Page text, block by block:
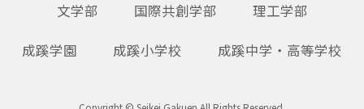
文学部 国際共創学部 理工学部
成蹊学園 成蹊小学校 成蹊中学・高等学校